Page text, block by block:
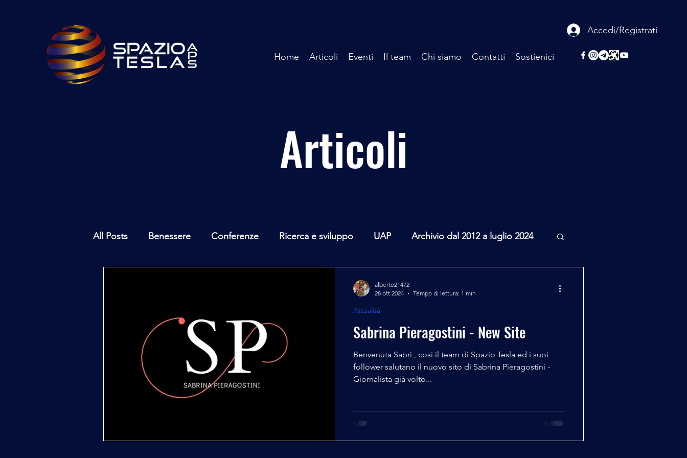
Accedi/Registrati
Home Articoli Eventi Il team Chi siamo Contatti Sostienici
Articoli
All Posts Benessere Conferenze Ricerca e sviluppo UAP Archivio dal 2012 a luglio 2024
Archeoastronomia Attualità
Sabrina Pieragostini - New Site
Benvenuta Sabri , così il team di Spazio Tesla ed i suoi
follower salutano il nuovo sito di Sabrina Pieragostini -
Giornalista già volto...
Attualità
alberto21472
28 ott 2024
Tempo di lettura: 1 min